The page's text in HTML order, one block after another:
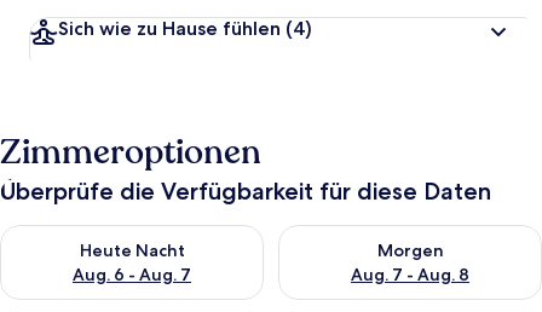
Sich wie zu Hause fühlen (4)
Zimmeroptionen
Überprüfe die Verfügbarkeit für diese Daten
Heute Nacht
Aug. 6 - Aug. 7
Überprüfe die Verfügbarkeit für heute Nacht, Aug. 6 - Aug. 7.
Morgen
Aug. 7 - Aug. 8
Überprüfe die Verfügbarkeit